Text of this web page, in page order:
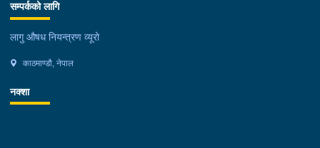
सम्पर्कको लागि
लागु औषध नियन्त्रण व्यूरो
काठमाण्डौ, नेपाल
नक्शा